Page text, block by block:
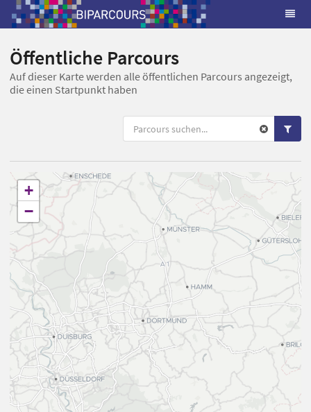
Öffentliche Parcours
Auf dieser Karte werden alle öffentlichen Parcours angezeigt,
die einen Startpunkt haben
+
−